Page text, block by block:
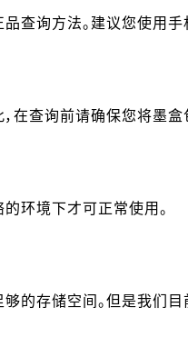
查询方法。建议您使用手
在查询前请确保您将墨
环境下才可正常使用。
的存储空间。但是我们